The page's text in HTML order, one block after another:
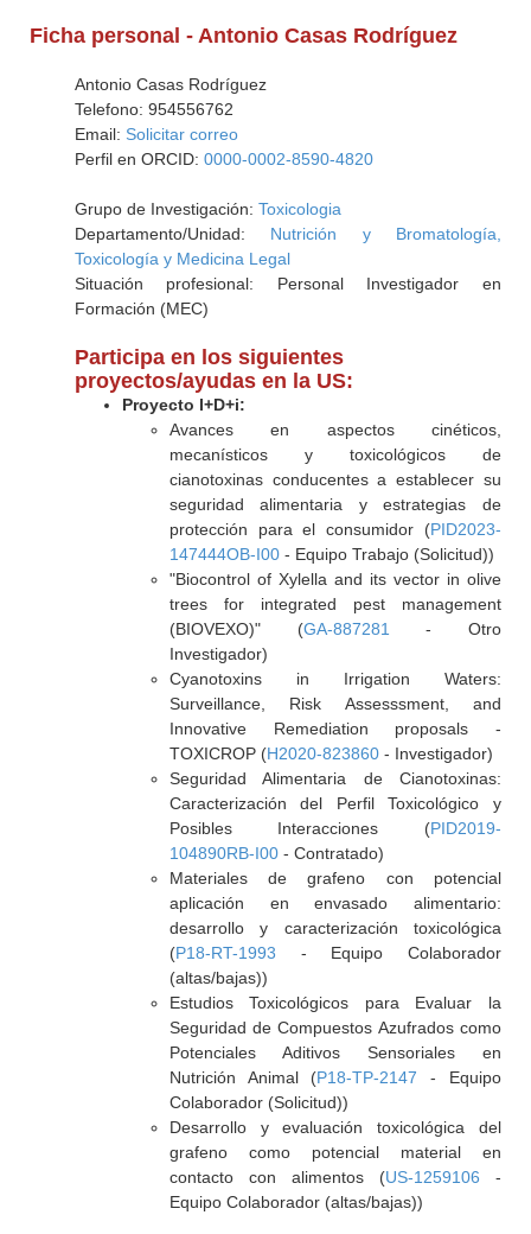
Ficha personal - Antonio Casas Rodríguez
Antonio Casas Rodríguez
Telefono: 954556762
Email: Solicitar correo
Perfil en ORCID: 0000-0002-8590-4820
Grupo de Investigación: Toxicologia
Departamento/Unidad: Nutrición y Bromatología,
Toxicología y Medicina Legal
Situación profesional: Personal Investigador en
Formación (MEC)
Participa en los siguientes
proyectos/ayudas en la US:
Proyecto I+D+i:
Avances en aspectos cinéticos,
mecanísticos y toxicológicos de
cianotoxinas conducentes a establecer su
seguridad alimentaria y estrategias de
protección para el consumidor (PID2023-
147444OB-I00- Equipo Trabajo (Solicitud))
"Biocontrol of Xylella and its vector in olive
trees for integrated pest management
(BIOVEXO)" (GA-887281
- Otro
Investigador)
Cyanotoxins in Irrigation Waters:
Surveillance, Risk Assesssment, and
Innovative Remediation proposals -
TOXICROP (H2020-823860- Investigador)
Seguridad Alimentaria de Cianotoxinas:
Caracterización del Perfil Toxicológico y
Posibles Interacciones (PID2019-
104890RB-I00- Contratado)
Materiales de grafeno con potencial
aplicación en envasado alimentario:
desarrollo y caracterización toxicológica
(P18-RT-1993 - Equipo Colaborador
(altas/bajas))
Estudios Toxicológicos para Evaluar la
Seguridad de Compuestos Azufrados como
Potenciales Aditivos Sensoriales en
Nutrición Animal (P18-TP-2147 - Equipo
Colaborador (Solicitud))
Desarrollo y evaluación toxicológica del
grafeno como potencial material en
contacto con alimentos (US-1259106 -
Equipo Colaborador (altas/bajas))